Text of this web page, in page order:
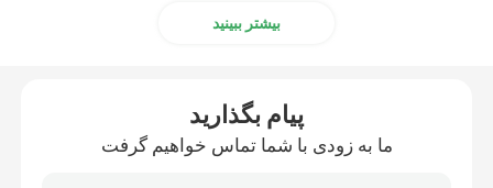
با ما تماس بگیرید
بیشتر ببینید
پیام بگذارید
ما به زودی با شما تماس خواهیم گرفت